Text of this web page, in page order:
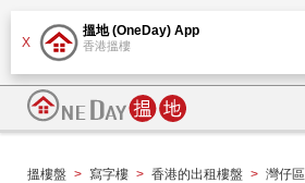
X
搵地 (OneDay) App
香港搵樓
搵樓盤 > 寫字樓 > 香港的出租樓盤 > 灣仔區